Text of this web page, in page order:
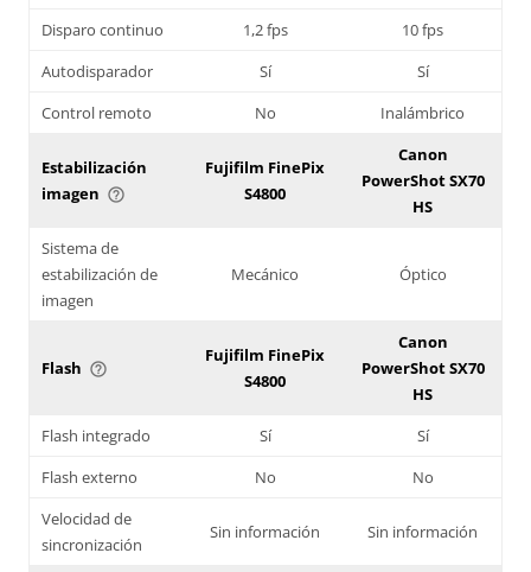
Disparo continuo 1,2 fps
10 fps
Autodisparador
Sí
Sí
Control remoto
No Inalámbrico
Estabilización
imagen help_outline
Fujifilm FinePix
S4800
Canon
PowerShot SX70
HS
Sistema de
estabilización de
imagen
Mecánico Óptico
Flash help_outline
Fujifilm FinePix
S4800
Canon
PowerShot SX70
HS
Flash integrado
Sí
Sí
Flash externo
No
No
Velocidad de
sincronización
Sin información Sin información